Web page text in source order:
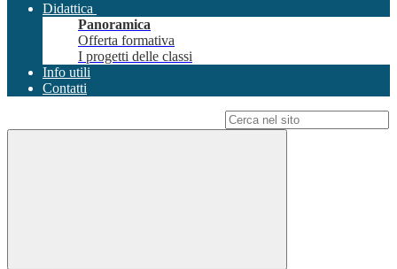
Didattica
Panoramica
Offerta formativa
I progetti delle classi
Info utili
Contatti